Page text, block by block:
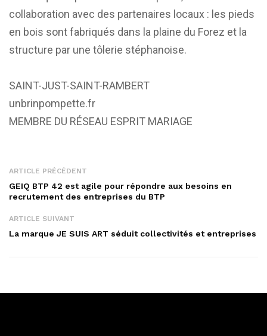
collaboration avec des partenaires locaux : les pieds
en bois sont fabriqués dans la plaine du Forez et la
structure par une tôlerie stéphanoise.
SAINT-JUST-SAINT-RAMBERT
unbrinpompette.fr
MEMBRE DU RÉSEAU ESPRIT MARIAGE
ARTICLE PRÉCÉDENT
GEIQ BTP 42 est agile pour répondre aux besoins en
recrutement des entreprises du BTP
ARTICLE SUIVANT
La marque JE SUIS ART séduit collectivités et entreprises